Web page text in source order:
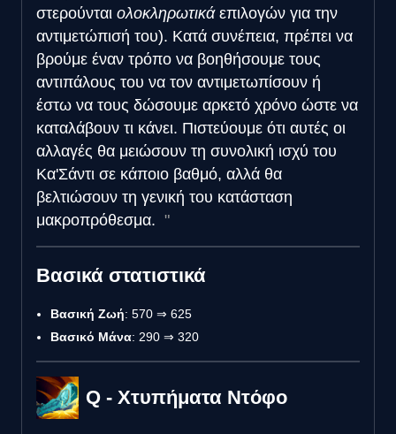
στερούνται ολοκληρωτικάεπιλογών για την
αντιμετώπισή του). Κατά συνέπεια, πρέπει να
βρούμε έναν τρόπο να βοηθήσουμε τους
αντιπάλους του να τον αντιμετωπίσουν ή
έστω να τους δώσουμε αρκετό χρόνο ώστε να
καταλάβουν τι κάνει. Πιστεύουμε ότι αυτές οι
αλλαγές θα μειώσουν τη συνολική ισχύ του
Κα'Σάντι σε κάποιο βαθμό, αλλά θα
βελτιώσουν τη γενική του κατάσταση
μακροπρόθεσμα.
Βασικά στατιστικά
Βασική Ζωή: 570 ⇒ 625
Βασικό Μάνα: 290 ⇒ 320
Q - Χτυπήματα Ντόφο